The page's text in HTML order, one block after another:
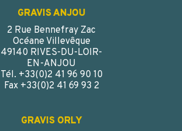
GOUTTES INVIOLABLE PE NOIR DIN18
Insert 1426 - Huile fluide
GRAVIS ANJOU
2 Rue Bennefray Zac
Océane Villevêque
49140 RIVES-DU-LOIR-
EN-ANJOU
Tél. +33(0)2 41 96 90 10
Fax +33(0)2 41 69 93 2
GRAVIS ORLY